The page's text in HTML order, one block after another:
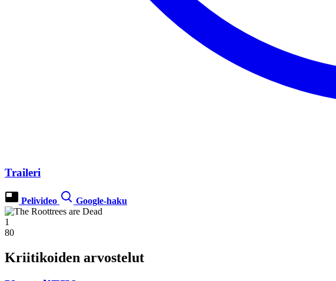
Traileri
Pelivideo Google-haku
1
80
Kriitikoiden arvostelut